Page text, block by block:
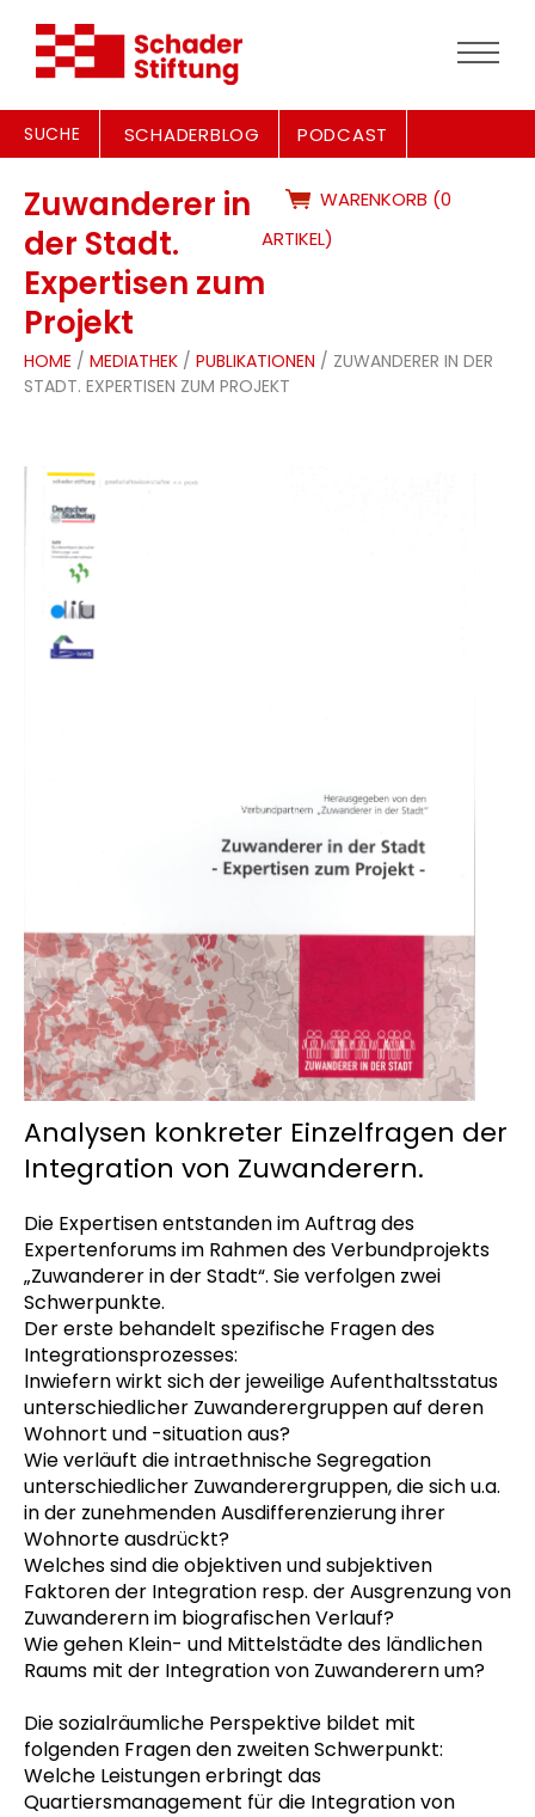
SUCHE SCHADERBLOG PODCAST
Zuwanderer in
der Stadt.
Expertisen zum
Projekt
WARENKORB (0
ARTIKEL)
HOME / MEDIATHEK / PUBLIKATIONEN / ZUWANDERER IN DER
STADT. EXPERTISEN ZUM PROJEKT
Analysen konkreter Einzelfragen der
Integration von Zuwanderern.
Die Expertisen entstanden im Auftrag des
Expertenforums im Rahmen des Verbundprojekts
„Zuwanderer in der Stadt“. Sie verfolgen zwei
Schwerpunkte.
Der erste behandelt spezifische Fragen des
Integrationsprozesses:
Inwiefern wirkt sich der jeweilige Aufenthaltsstatus
unterschiedlicher Zuwanderergruppen auf deren
Wohnort und -situation aus?
Wie verläuft die intraethnische Segregation
unterschiedlicher Zuwanderergruppen, die sich u.a.
in der zunehmenden Ausdifferenzierung ihrer
Wohnorte ausdrückt?
Welches sind die objektiven und subjektiven
Faktoren der Integration resp. der Ausgrenzung von
Zuwanderern im biografischen Verlauf?
Wie gehen Klein- und Mittelstädte des ländlichen
Raums mit der Integration von Zuwanderern um?
Die sozialräumliche Perspektive bildet mit
folgenden Fragen den zweiten Schwerpunkt:
Welche Leistungen erbringt das
Quartiersmanagement für die Integration von